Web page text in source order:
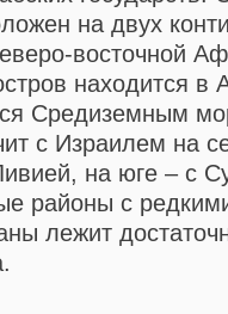
на двух
восточной
находится в
Средиземным
с Израилем на
на юге – с
районы с
лежит